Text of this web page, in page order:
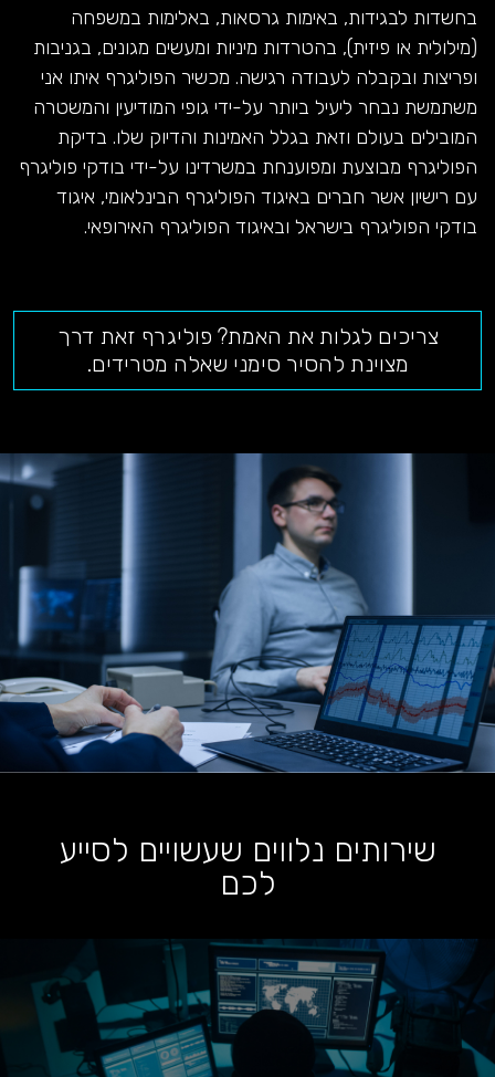
בחשדות לבגידות, באימות גרסאות, באלימות במשפחה
(מילולית או פיזית), בהטרדות מיניות ומעשים מגונים, בגניבות
ופריצות ובקבלה לעבודה רגישה. מכשיר הפוליגרף איתו אני
משתמשת נבחר ליעיל ביותר על-ידי גופי המודיעין והמשטרה
המובילים בעולם וזאת בגלל האמינות והדיוק שלו. בדיקת
הפוליגרף מבוצעת ומפוענחת במשרדינו על-ידי בודקי פוליגרף
עם רישיון אשר חברים באיגוד הפוליגרף הבינלאומי, איגוד
בודקי הפוליגרף בישראל ובאיגוד הפוליגרף האירופאי.
צריכים לגלות את האמת? פוליגרף זאת דרך
מצוינת להסיר סימני שאלה מטרידים.
שירותים נלווים שעשויים לסייע
לכם